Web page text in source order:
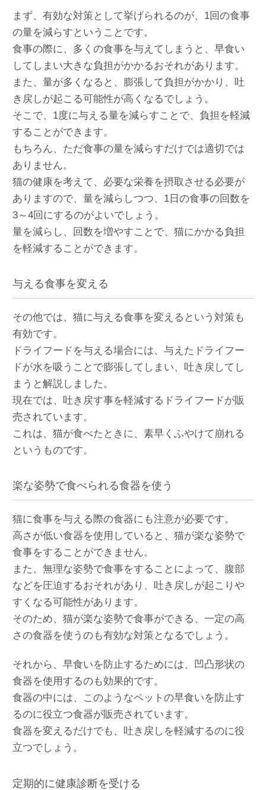
まず、有効な対策として挙げられるのが、1回の食事
の量を減らすということです。
食事の際に、多くの食事を与えてしまうと、早食い
してしまい大きな負担がかかるおそれがあります。
また、量が多くなると、膨張して負担がかかり、吐
き戻しが起こる可能性が高くなるでしょう。
そこで、1度に与える量を減らすことで、負担を軽減
することができます。
もちろん、ただ食事の量を減らすだけでは適切では
ありません。
猫の健康を考えて、必要な栄養を摂取させる必要が
ありますので、量を減らしつつ、1日の食事の回数を
3～4回にするのがよいでしょう。
量を減らし、回数を増やすことで、猫にかかる負担
を軽減することができます。
与える食事を変える
その他では、猫に与える食事を変えるという対策も
有効です。
ドライフードを与える場合には、与えたドライフー
ドが水を吸うことで膨張してしまい、吐き戻してし
まうと解説しました。
現在では、吐き戻す事を軽減するドライフードが販
売されています。
これは、猫が食べたときに、素早くふやけて崩れる
というものです。
楽な姿勢で食べられる食器を使う
猫に食事を与える際の食器にも注意が必要です。
高さが低い食器を使用していると、猫が楽な姿勢で
食事をすることができません。
また、無理な姿勢で食事をすることによって、腹部
などを圧迫するおそれがあり、吐き戻しが起こりや
すくなる可能性があります。
そのため、猫が楽な姿勢で食事ができる、一定の高
さの食器を使うのも有効な対策となるでしょう。
それから、早食いを防止するためには、凹凸形状の
食器を使用するのも効果的です。
食器の中には、このようなペットの早食いを防止す
るのに役立つ食器が販売されています。
食器を変えるだけでも、吐き戻しを軽減するのに役
立つでしょう。
定期的に健康診断を受ける